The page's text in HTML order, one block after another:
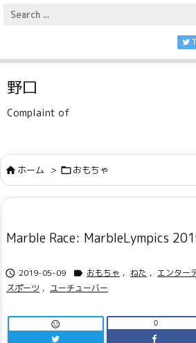
野口
Complaint of
ホーム > おもちゃ
Marble Race: MarbleLympics
 2019-05-09  おもちゃ , ねた , エンター
スポーツ , ユーチューバー
 0